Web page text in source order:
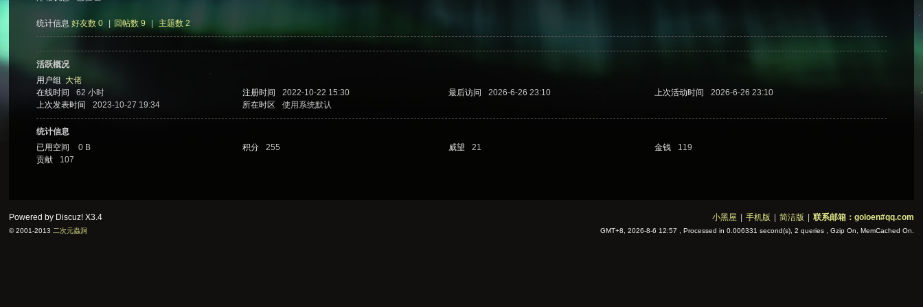
统计信息 好友数 0 回帖数 9 主题数 2
活跃概况
用户组大佬
在线时间
62 小时 注册时间 2022-10-22 15:30 最后访问 2026-6-26 23:10 上次活动时间
2026-6-26 23:10
上次发表时间
2023-10-27 19:34 所在时区 使用系统默认
统计信息
已用空间
0 B 积分 255 威望 21 金钱
119
贡献
107
小黑屋 手机版 简洁版 联系邮箱：goloen#qq.com
GMT+8, 2026-8-6 12:57 , Processed in 0.006331 second(s), 2 queries , Gzip On, MemCached On.
Powered by Discuz!X3.4
© 2001-2013 二次元蟲洞